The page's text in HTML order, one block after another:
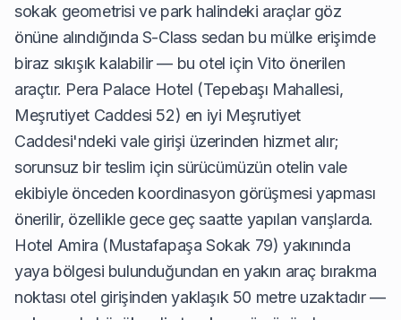
sokak geometrisi ve park halindeki araçlar göz
önüne alındığında S-Class sedan bu mülke erişimde
biraz sıkışık kalabilir — bu otel için Vito önerilen
araçtır. Pera Palace Hotel (Tepebaşı Mahallesi,
Meşrutiyet Caddesi 52) en iyi Meşrutiyet
Caddesi'ndeki vale girişi üzerinden hizmet alır;
sorunsuz bir teslim için sürücümüzün otelin vale
ekibiyle önceden koordinasyon görüşmesi yapması
önerilir, özellikle gece geç saatte yapılan varışlarda.
Hotel Amira (Mustafapaşa Sokak 79) yakınında
yaya bölgesi bulunduğundan en yakın araç bırakma
noktası otel girişinden yaklaşık 50 metre uzaktadır —